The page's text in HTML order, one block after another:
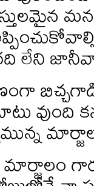
లేని
వుంది